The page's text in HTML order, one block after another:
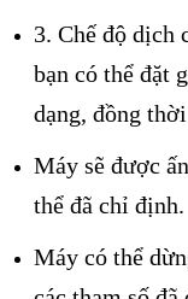
3. Chế độ dịch
bạn có thể đặt
dạng, đồng
Máy sẽ được
thể đã chỉ định.
Máy có thể